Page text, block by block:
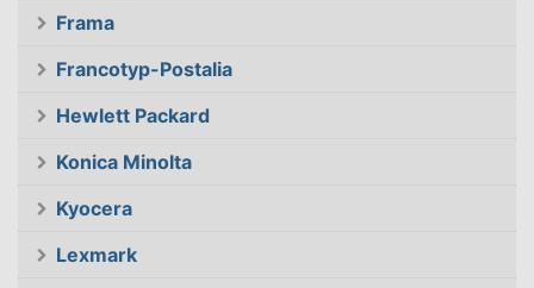
Frama
Francotyp-Postalia
Hewlett Packard
Konica Minolta
Kyocera
Lexmark